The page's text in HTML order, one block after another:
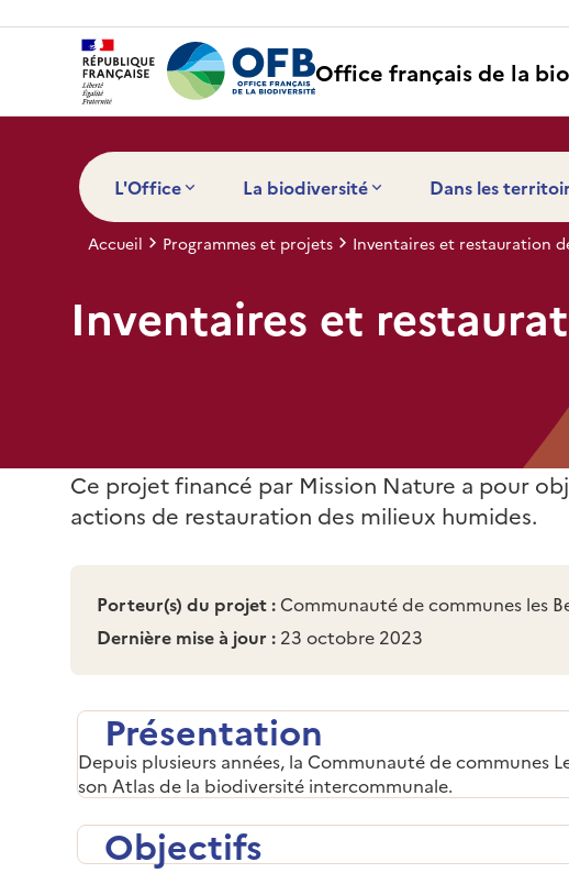
Office français de la
L'Office La biodiversité Dans les
Accueil Programmes et projets Inventaires et restauration
Inventaires et
Ce projet financé par Mission Nature a pour
actions de restauration des milieux humides.
Porteur(s) du projet : Communauté de communes les
Dernière mise à jour : 23 octobre 2023
Présentation
Depuis plusieurs années, la Communauté de communes
son Atlas de la biodiversité intercommunale.
Objectifs